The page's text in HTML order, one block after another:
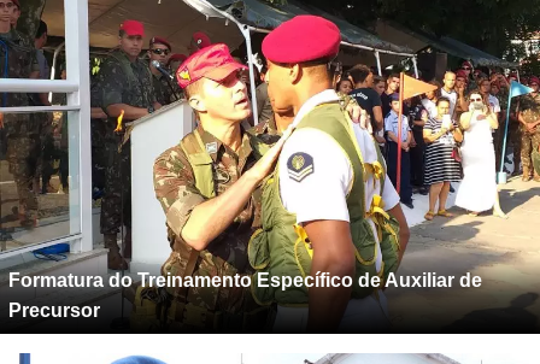
Formatura do Treinamento Específico de Auxiliar de
Precursor